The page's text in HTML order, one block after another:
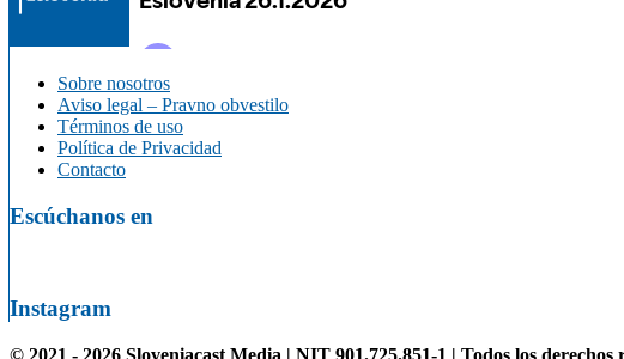
Sobre nosotros
Aviso legal – Pravno obvestilo
Términos de uso
Política de Privacidad
Contacto
Escúchanos en
Instagram
© 2021 - 2026 Sloveniacast Media | NIT 901.725.851-1 | Todos los